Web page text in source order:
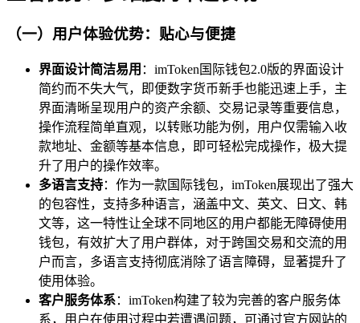
（一）用户体验优势：贴心与便捷
界面设计简洁易用 ：imToken国际钱包2.0版的界面设计
简约而不失大气，即便数字货币新手也能迅速上手，主
界面清晰呈现用户的资产余额、交易记录等重要信息，
操作流程简单直观，以转账功能为例，用户仅需输入收
款地址、金额等基本信息，即可轻松完成操作，极大提
升了用户的操作效率。
多语言支持：作为一款国际钱包，imToken展现出了强大
的包容性，支持多种语言，涵盖中文、英文、日文、韩
文等，这一特性让全球不同地区的用户都能无障碍使用
钱包，有效扩大了用户群体，对于跨国交易和交流的用
户而言，多语言支持彻底消除了语言障碍，显著提升了
使用体验。
客户服务体系：imToken构建了较为完善的客户服务体
系，用户在使用过程中若遭遇问题，可通过官方网站的